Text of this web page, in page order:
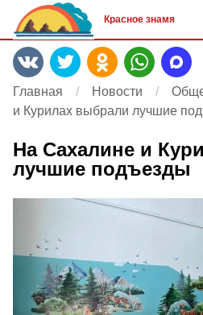
Красное знамя
Главная Новости
и Курилах выбрали лучшие
На Сахалине и
лучшие подъезды